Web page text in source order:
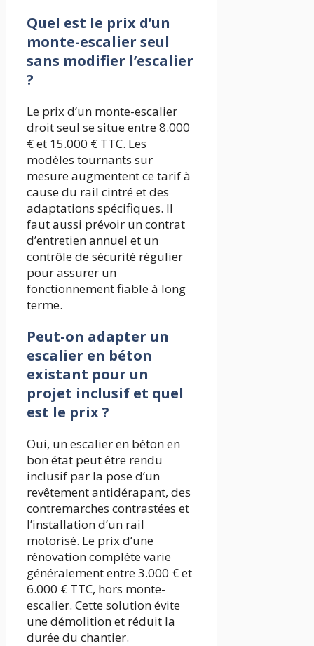
Quel est le prix d’un
monte-escalier seul
sans modifier l’escalier
?
Le prix d’un monte-escalier
droit seul se situe entre 8.000
€ et 15.000 € TTC. Les
modèles tournants sur
mesure augmentent ce tarif à
cause du rail cintré et des
adaptations spécifiques. Il
faut aussi prévoir un contrat
d’entretien annuel et un
contrôle de sécurité régulier
pour assurer un
fonctionnement fiable à long
terme.
Peut-on adapter un
escalier en béton
existant pour un
projet inclusif et quel
est le prix ?
Oui, un escalier en béton en
bon état peut être rendu
inclusif par la pose d’un
revêtement antidérapant, des
contremarches contrastées et
l’installation d’un rail
motorisé. Le prix d’une
rénovation complète varie
généralement entre 3.000 € et
6.000 € TTC, hors monte-
escalier. Cette solution évite
une démolition et réduit la
durée du chantier.